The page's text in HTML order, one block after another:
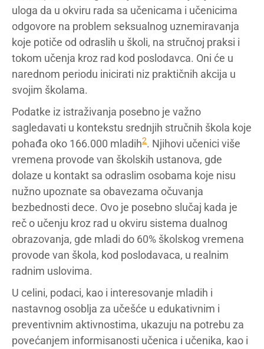
uloga da u okviru rada sa učenicama i učenicima
odgovore na problem seksualnog uznemiravanja
koje potiče od odraslih u školi, na stručnoj praksi i
tokom učenja kroz rad kod poslodavca. Oni će u
narednom periodu inicirati niz praktičnih akcija u
svojim školama.
Podatke iz istraživanja posebno je važno
sagledavati u kontekstu srednjih stručnih škola koje
pohađa oko 166.000 mladih2. Njihovi učenici više
vremena provode van školskih ustanova, gde
dolaze u kontakt sa odraslim osobama koje nisu
nužno upoznate sa obavezama očuvanja
bezbednosti dece. Ovo je posebno slučaj kada je
reč o učenju kroz rad u okviru sistema dualnog
obrazovanja, gde mladi do 60% školskog vremena
provode van škola, kod poslodavaca, u realnim
radnim uslovima.
U celini, podaci, kao i interesovanje mladih i
nastavnog osoblja za učešće u edukativnim i
preventivnim aktivnostima, ukazuju na potrebu za
povećanjem informisanosti učenica i učenika, kao i